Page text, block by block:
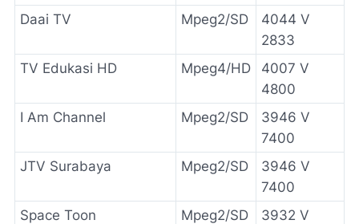
Daai TV
Mpeg2/SD
4044 V
2833
TV Edukasi HD
Mpeg4/HD
4007 V
4800
I Am Channel
Mpeg2/SD
3946 V
7400
JTV Surabaya
Mpeg2/SD
3946 V
7400
Space Toon
Mpeg2/SD
3932 V